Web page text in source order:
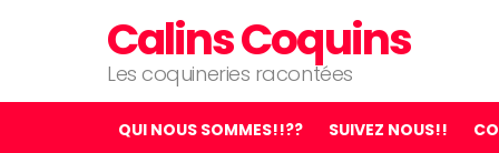
Calins Coquins
Les coquineries racontées
QUI NOUS SOMMES!!?? SUIVEZ NOUS!!